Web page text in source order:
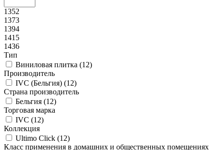
1352
1373
1394
1415
1436
Тип
Виниловая плитка (12)
Производитель
IVC (Бельгия) (12)
Страна производитель
Бельгия (12)
Торговая марка
IVC (12)
Коллекция
Ultimo Click (12)
Класс применения в домашних и общественных помещениях